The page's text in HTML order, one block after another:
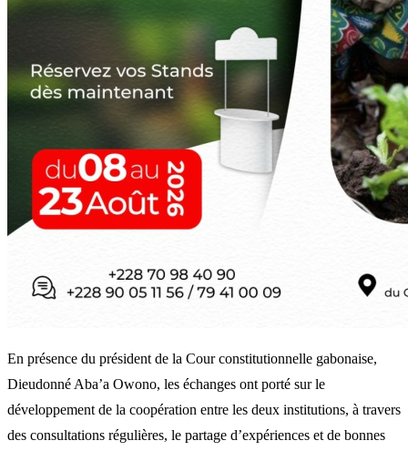
En présence du président de la Cour constitutionnelle gabonaise,
Dieudonné Aba’a Owono, les échanges ont porté sur le
développement de la coopération entre les deux institutions, à travers
des consultations régulières, le partage d’expériences et de bonnes